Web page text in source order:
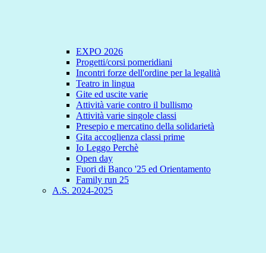
EXPO 2026
Progetti/corsi pomeridiani
Incontri forze dell'ordine per la legalità
Teatro in lingua
Gite ed uscite varie
Attività varie contro il bullismo
Attività varie singole classi
Presepio e mercatino della solidarietà
Gita accoglienza classi prime
Io Leggo Perchè
Open day
Fuori di Banco '25 ed Orientamento
Family run 25
A.S. 2024-2025